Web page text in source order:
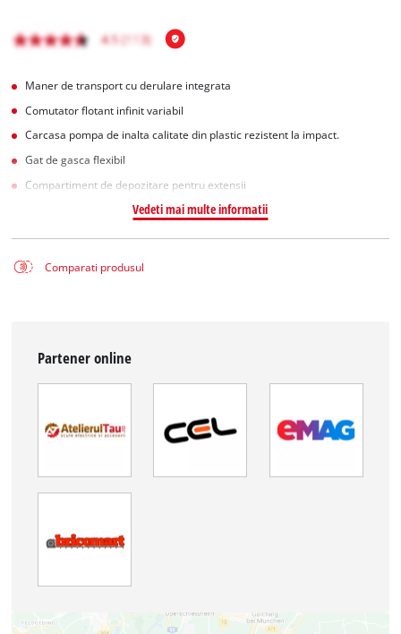
Maner de transport cu derulare integrata
Comutator flotant infinit variabil
Carcasa pompa de inalta calitate din plastic rezistent la impact.
Gat de gasca flexibil
Compartiment de depozitare pentru extensii
Vedeti mai multe informatii
Comparati produsul
Partener online